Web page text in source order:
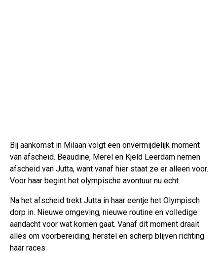
Bij aankomst in Milaan volgt een onvermijdelijk moment
van afscheid. Beaudine, Merel en Kjeld Leerdam nemen
afscheid van Jutta, want vanaf hier staat ze er alleen voor.
Voor haar begint het olympische avontuur nu echt.
Na het afscheid trekt Jutta in haar eentje het Olympisch
dorp in. Nieuwe omgeving, nieuwe routine en volledige
aandacht voor wat komen gaat. Vanaf dit moment draait
alles om voorbereiding, herstel en scherp blijven richting
haar races.